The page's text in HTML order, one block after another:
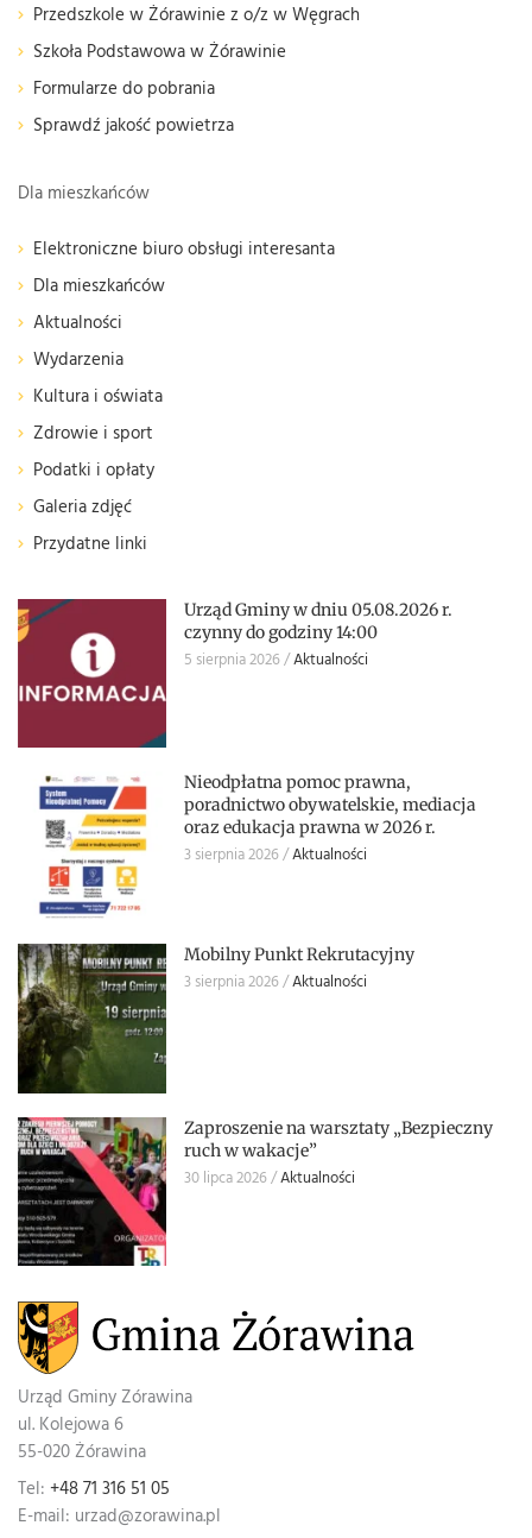
Przedszkole w Żórawinie z o/z w Węgrach
Szkoła Podstawowa w Żórawinie
Formularze do pobrania
Sprawdź jakość powietrza
Dla mieszkańców
Elektroniczne biuro obsługi interesanta
Dla mieszkańców
Aktualności
Wydarzenia
Kultura i oświata
Zdrowie i sport
Podatki i opłaty
Galeria zdjęć
Przydatne linki
Urząd Gminy w dniu 05.08.2026 r.
czynny do godziny 14:00
5 sierpnia 2026 Aktualności
Nieodpłatna pomoc prawna,
poradnictwo obywatelskie, mediacja
oraz edukacja prawna w 2026 r.
3 sierpnia 2026 Aktualności
Mobilny Punkt Rekrutacyjny
3 sierpnia 2026 Aktualności
Zaproszenie na warsztaty „Bezpieczny
ruch w wakacje”
30 lipca 2026 Aktualności
Urząd Gminy Zórawina
ul. Kolejowa 6
55-020 Żórawina
Tel: +48 71 316 51 05
E-mail: urzad@zorawina.pl